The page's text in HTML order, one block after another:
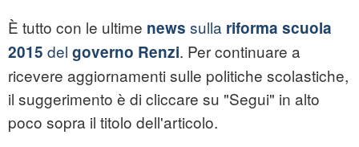
È tutto con le ultime news sulla riforma scuola
2015 del governo Renzi. Per continuare a
ricevere aggiornamenti sulle politiche scolastiche,
il suggerimento è di cliccare su "Segui" in alto
poco sopra il titolo dell'articolo.